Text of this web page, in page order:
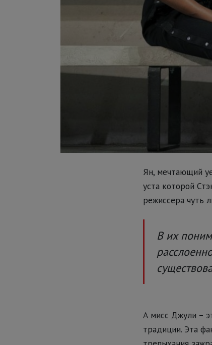
Ян, мечтающий
уста которой
режиссера чуть
В их
А мисс Джули –
традиции. Эта